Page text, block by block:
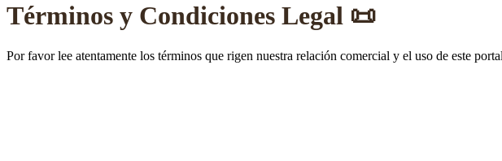
Términos y Condiciones Legal 📜
Por favor lee atentamente los términos que rigen nuestra relación comercial y el uso de este